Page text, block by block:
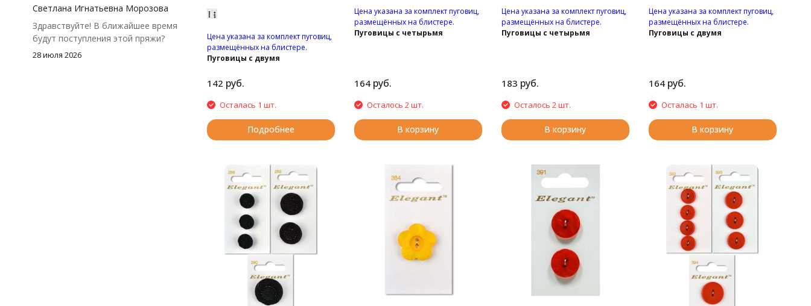
Цена указана за комплект пуговиц,
размещённых на блистере.
Пуговицы с двумя
142 руб.
Осталась 1 шт.
Подробнее
Цена указана за комплект пуговиц,
размещённых на блистере.
Пуговицы с четырьмя
164 руб.
Осталось 2 шт.
В корзину
Цена указана за комплект пуговиц,
размещённых на блистере.
Пуговицы с четырьмя
183 руб.
Осталось 2 шт.
В корзину
Цена указана за комплект пуговиц,
размещённых на блистере.
Пуговицы с двумя
164 руб.
Осталась 1 шт.
В корзину
чуть-чуть не хватило))
Светлана Игнатьевна Морозова
Здравствуйте! В ближайшее время
будут поступления этой пряжи?
28 июля 2026